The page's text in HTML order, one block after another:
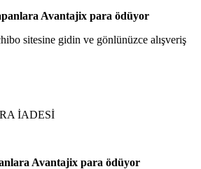
Avantajix para ödüyor
sitesine gidin ve gönlünüzce alışveriş
İADESİ
Avantajix para ödüyor